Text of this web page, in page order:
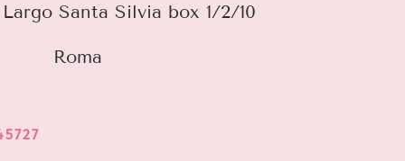
Santa Silvia box 1/2/10
Roma